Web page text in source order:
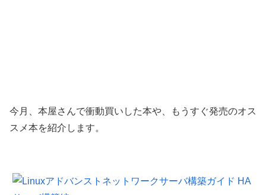
今月、本屋さんで衝動買いした本や、もうすぐ発売のオス
スメ本を紹介します。